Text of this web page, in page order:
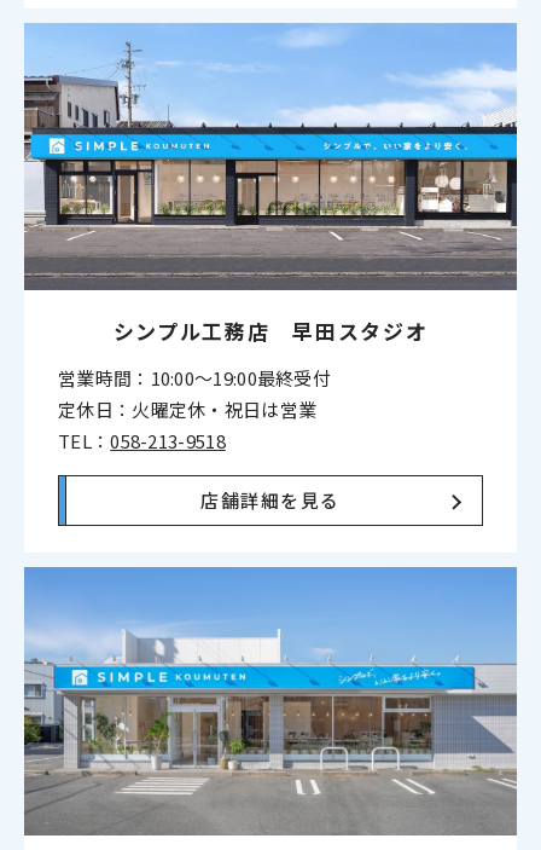
シンプル工務店 早田スタジオ
営業時間：10:00〜19:00最終受付
定休日：火曜定休・祝日は営業
TEL：058-213-9518
店舗詳細を見る